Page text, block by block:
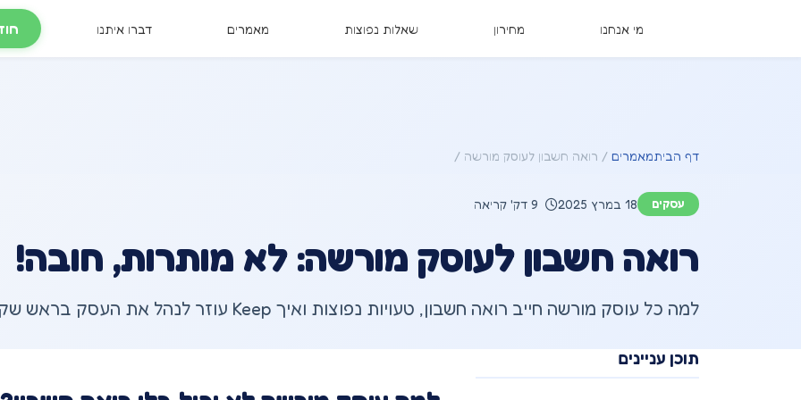
מי אנחנו מחירון שאלות נפוצות מאמרים דברו איתנו
דף הביתמאמרים רואה חשבון לעוסק מורשה
עסקים 18 במרץ 2025
רואה חשבון לעוסק מורשה: לא מותרות, חובה!
למה כל עוסק מורשה חייב רואה חשבון, טעויות נפוצות ואיך Keep עוזר לנהל את העסק בראש שקט
תוכן עניינים